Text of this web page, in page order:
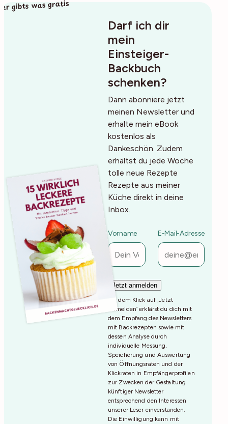
Darf ich dir
mein
Einsteiger-
Backbuch
schenken?
Dann abonniere jetzt
meinen Newsletter und
erhalte mein eBook
kostenlos als
Dankeschön. Zudem
erhältst du jede Woche
tolle neue Rezepte
Rezepte aus meiner
Küche direkt in deine
Inbox.
Vorname E-Mail-Adresse
Mit dem Klick auf ‚Jetzt
Anmelden‘ erklärst du dich mit
dem Empfang des Newsletters
mit Backrezepten sowie mit
dessen Analyse durch
individuelle Messung,
Speicherung und Auswertung
von Öffnungsraten und der
Klickraten in Empfängerprofilen
zur Zwecken der Gestaltung
künftiger Newsletter
entsprechend den Interessen
unserer Leser einverstanden.
Die Einwilligung kann mit
gibts was gratis